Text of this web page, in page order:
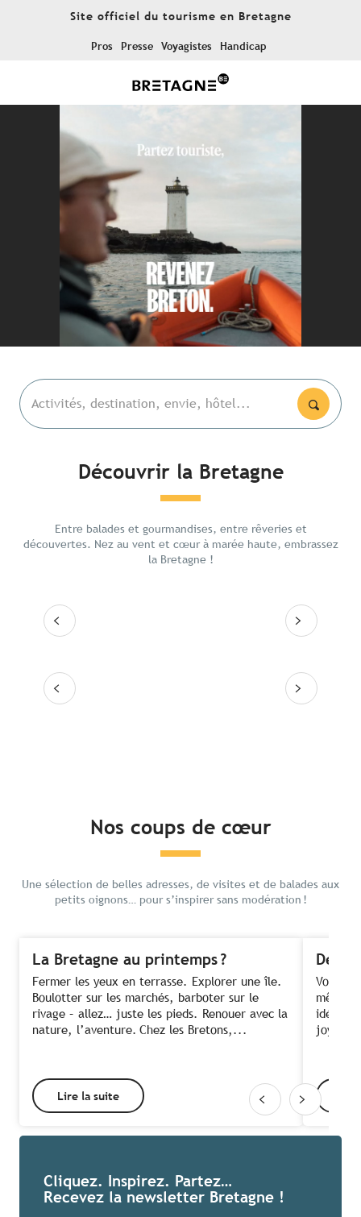
Site officiel du tourisme en Bretagne
Pros Presse Voyagistes Handicap
Activités, destination, envie, hôtel...
Découvrir la Bretagne
Entre balades et gourmandises, entre rêveries et
découvertes. Nez au vent et cœur à marée haute, embrassez
la Bretagne !
Les lieux emblématiques
Lire la suite
Lire la suite
Les 10 destinations
Itinéraires
Lire la suite
Nos coups de cœur
Une sélection de belles adresses, de visites et de balades aux
petits oignons… pour s’inspirer sans modération !
La Bretagne au printemps ?
Fermer les yeux en terrasse. Explorer une île.
Boulotter sur les marchés, barboter sur le
rivage – allez… juste les pieds. Renouer avec la
nature, l’aventure. Chez les Bretons,...
Lire la suite
Des
Voir
même
idée !
Cliquez. Inspirez. Partez…
Recevez la newsletter Bretagne !